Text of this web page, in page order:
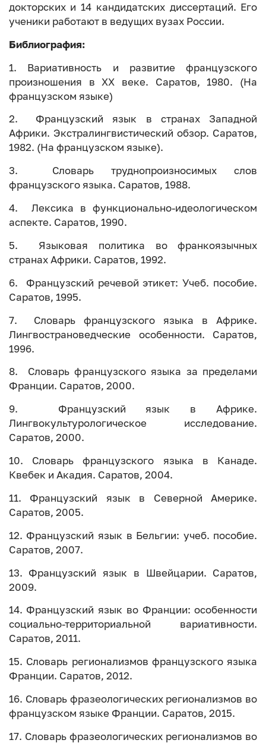
докторских и 14 кандидатских диссертаций. Его
ученики работают в ведущих вузах России.
Библиография:
1. Вариативность и развитие французского
произношения в ХХ веке. Саратов, 1980. (На
французском языке)
2. Французский язык в странах Западной
Африки. Экстралингвистический обзор. Саратов,
1982. (На французском языке).
3. Словарь труднопроизносимых слов
французского языка. Саратов, 1988.
4. Лексика в функционально-идеологическом
аспекте. Саратов, 1990.
5. Языковая политика во франкоязычных
странах Африки. Саратов, 1992.
6. Французский речевой этикет: Учеб. пособие.
Саратов, 1995.
7. Словарь французского языка в Африке.
Лингвострановедческие особенности. Саратов,
1996.
8. Словарь французского языка за пределами
Франции. Саратов, 2000.
9. Французский язык в Африке.
Лингвокультурологическое исследование.
Саратов, 2000.
10. Словарь французского языка в Канаде.
Квебек и Акадия. Саратов, 2004.
11. Французский язык в Северной Америке.
Саратов, 2005.
12. Французский язык в Бельгии: учеб. пособие.
Саратов, 2007.
13. Французский язык в Швейцарии. Саратов,
2009.
14. Французский язык во Франции: особенности
социально-территориальной вариативности.
Саратов, 2011.
15. Словарь регионализмов французского языка
Франции. Саратов, 2012.
16. Словарь фразеологических регионализмов во
французском языке Франции. Саратов, 2015.
17. Словарь фразеологических регионализмов во